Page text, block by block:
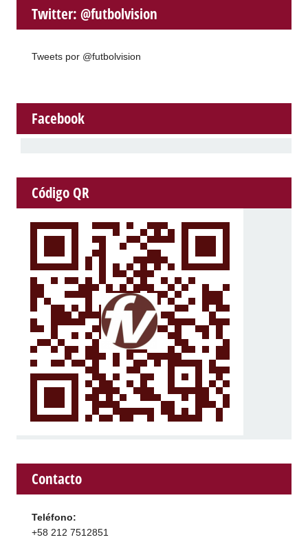
Twitter: @futbolvision
Tweets por @futbolvision
Facebook
Código QR
Contacto
Teléfono:
+58 212 7512851